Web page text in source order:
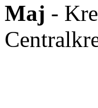
Maj -